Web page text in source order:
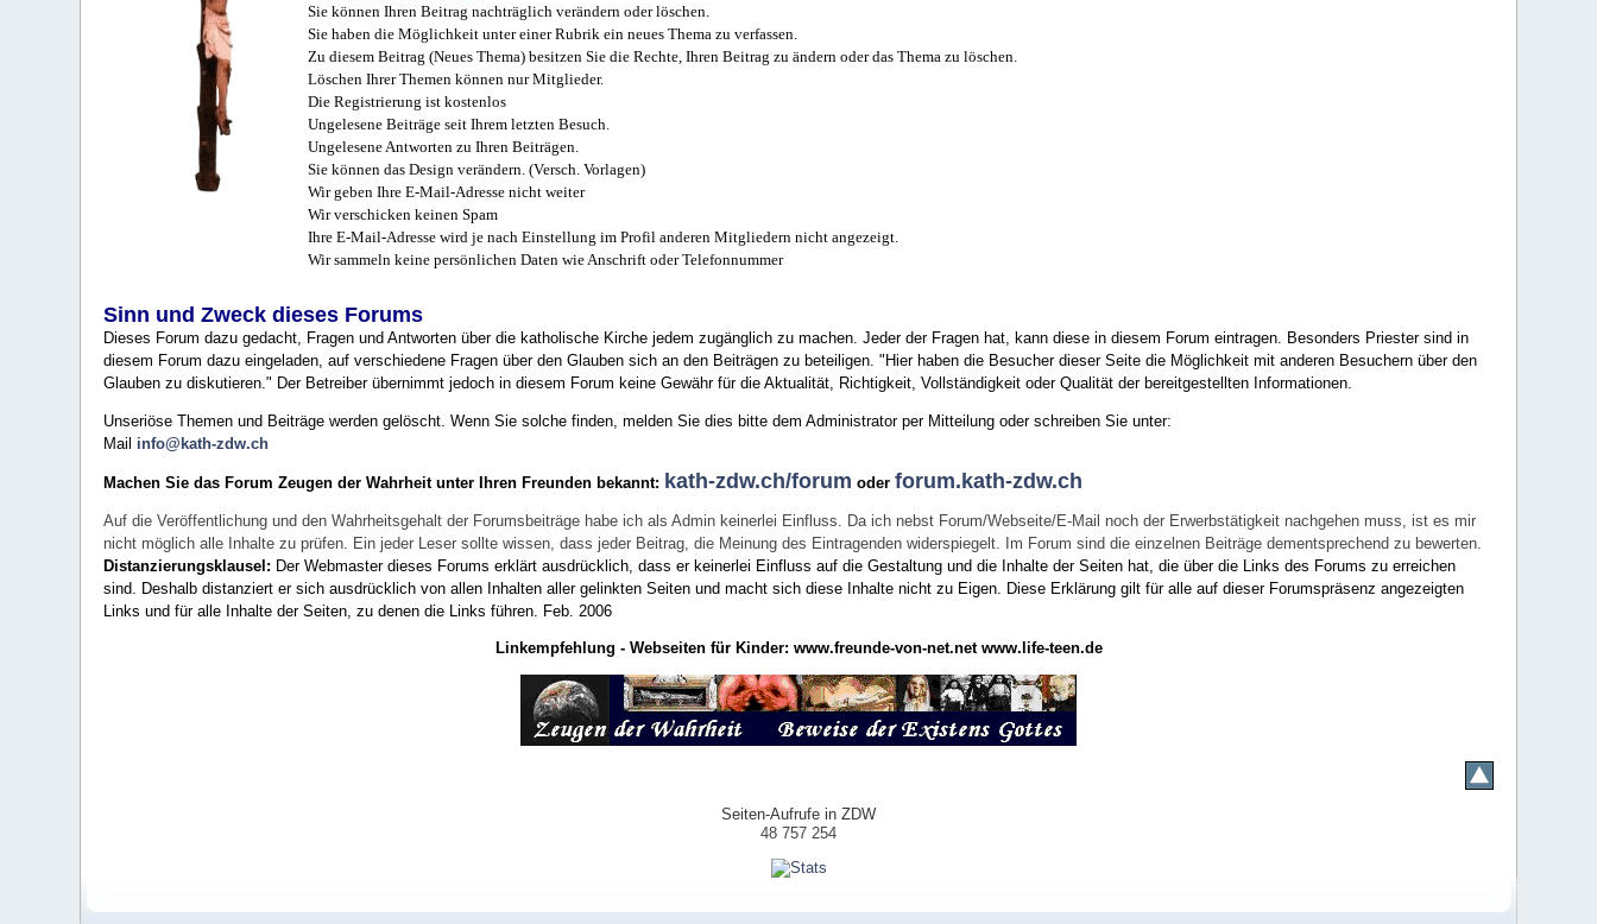
Sie können Ihren Beitrag nachträglich verändern oder löschen.
Sie haben die Möglichkeit unter einer Rubrik ein neues Thema zu verfassen.
Zu diesem Beitrag (Neues Thema) besitzen Sie die Rechte, Ihren Beitrag zu ändern oder das Thema zu löschen.
Löschen Ihrer Themen können nur Mitglieder.
Die Registrierung ist kostenlos
Ungelesene Beiträge seit Ihrem letzten Besuch.
Ungelesene Antworten zu Ihren Beiträgen.
Sie können das Design verändern. (Versch. Vorlagen)
Wir geben Ihre E-Mail-Adresse nicht weiter
Wir verschicken keinen Spam
Ihre E-Mail-Adresse wird je nach Einstellung im Profil anderen Mitgliedern nicht angezeigt.
Wir sammeln keine persönlichen Daten wie Anschrift oder Telefonnummer
Sinn und Zweck dieses Forums
Dieses Forum dazu gedacht, Fragen und Antworten über die katholische Kirche jedem zugänglich zu machen. Jeder der Fragen hat, kann diese in diesem Forum eintragen. Besonders Priester sind in
diesem Forum dazu eingeladen, auf verschiedene Fragen über den Glauben sich an den Beiträgen zu beteiligen. "Hier haben die Besucher dieser Seite die Möglichkeit mit anderen Besuchern über den
Glauben zu diskutieren." Der Betreiber übernimmt jedoch in diesem Forum keine Gewähr für die Aktualität, Richtigkeit, Vollständigkeit oder Qualität der bereitgestellten Informationen.
Unseriöse Themen und Beiträge werden gelöscht. Wenn Sie solche finden, melden Sie dies bitte dem Administrator per Mitteilung oder schreiben Sie unter:
Mail info@kath-zdw.ch
Machen Sie das Forum Zeugen der Wahrheit unter Ihren Freunden bekannt: kath-zdw.ch/forum oderforum.kath-zdw.ch
Auf die Veröffentlichung und den Wahrheitsgehalt der Forumsbeiträge habe ich als Admin keinerlei Einfluss. Da ich nebst Forum/Webseite/E-Mail noch der Erwerbstätigkeit nachgehen muss, ist es mir
nicht möglich alle Inhalte zu prüfen. Ein jeder Leser sollte wissen, dass jeder Beitrag, die Meinung des Eintragenden widerspiegelt. Im Forum sind die einzelnen Beiträge dementsprechend zu bewerten.
Distanzierungsklausel: Der Webmaster dieses Forums erklärt ausdrücklich, dass er keinerlei Einfluss auf die Gestaltung und die Inhalte der Seiten hat, die über die Links des Forums zu erreichen
sind. Deshalb distanziert er sich ausdrücklich von allen Inhalten aller gelinkten Seiten und macht sich diese Inhalte nicht zu Eigen. Diese Erklärung gilt für alle auf dieser Forumspräsenz angezeigten
Links und für alle Inhalte der Seiten, zu denen die Links führen. Feb. 2006
Linkempfehlung - Webseiten für Kinder: www.freunde-von-net.net www.life-teen.de
Seiten-Aufrufe in ZDW
48 757 254